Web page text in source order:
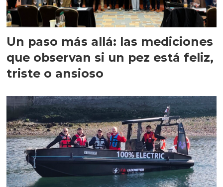
Un paso más allá: las mediciones
que observan si un pez está feliz,
triste o ansioso